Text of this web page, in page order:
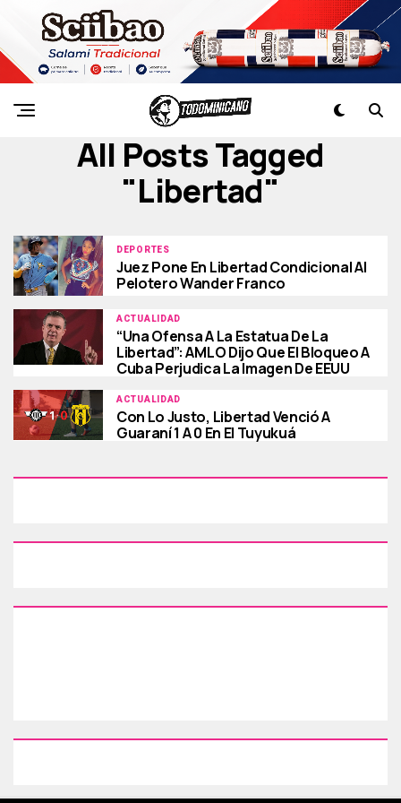
All Posts Tagged
"libertad"
DEPORTES
Juez Pone En Libertad Condicional Al
Pelotero Wander Franco
ACTUALIDAD
“Una Ofensa A La Estatua De La
Libertad”: AMLO Dijo Que El Bloqueo A
Cuba Perjudica La Imagen De EEUU
ACTUALIDAD
Con Lo Justo, Libertad Venció A
Guaraní 1 A 0 En El Tuyukuá